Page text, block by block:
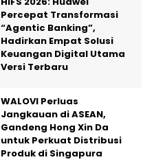
Percepat Transformasi
“Agentic Banking”,
Hadirkan Empat Solusi
Keuangan Digital Utama
Versi Terbaru
WALOVI Perluas
Jangkauan di ASEAN,
Gandeng Hong Xin Da
untuk Perkuat Distribusi
Produk di Singapura